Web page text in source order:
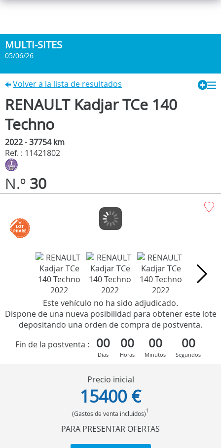
MULTI-SITES
05/06/26
Volver a la lista de resultados
RENAULT Kadjar TCe 140
Techno
2022 - 37754 km
Ref. : 11421802
N.º 30
Este vehículo no ha sido adjudicado.
Dispone de una nueva posibilidad para obtener este lote
depositando una orden de compra de postventa.
Fin de la postventa :
00
Días
00
Horas
00
Minutos
00
Segundos
Precio inicial
15400 €
(Gastos de venta incluidos)1
PARA PRESENTAR OFERTAS